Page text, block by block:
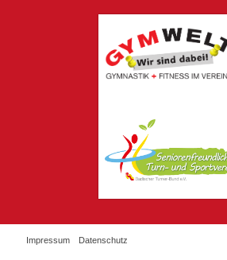
Impressum Datenschutz